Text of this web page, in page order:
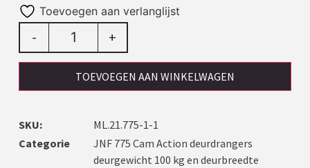
Toevoegen aan verlanglijst
- +
TOEVOEGEN AAN WINKELWAGEN
SKU:
ML.21.775-1-1
Categorie
JNF 775 Cam Action deurdrangers
deurgewicht 100 kg en deurbreedte